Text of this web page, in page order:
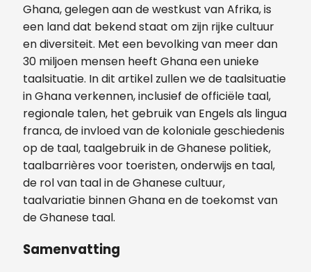
Ghana, gelegen aan de westkust van Afrika, is
een land dat bekend staat om zijn rijke cultuur
en diversiteit. Met een bevolking van meer dan
30 miljoen mensen heeft Ghana een unieke
taalsituatie. In dit artikel zullen we de taalsituatie
in Ghana verkennen, inclusief de officiële taal,
regionale talen, het gebruik van Engels als lingua
franca, de invloed van de koloniale geschiedenis
op de taal, taalgebruik in de Ghanese politiek,
taalbarrières voor toeristen, onderwijs en taal,
de rol van taal in de Ghanese cultuur,
taalvariatie binnen Ghana en de toekomst van
de Ghanese taal.
Samenvatting